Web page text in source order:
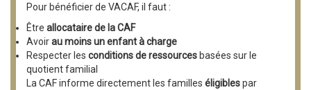
Pour bénéficier de VACAF, il faut :
Être allocataire de la CAF
Avoirau moins un enfant à charge
Respecter les conditions de ressources basées sur le
quotient familial
La CAF informe directement les familles éligiblespar